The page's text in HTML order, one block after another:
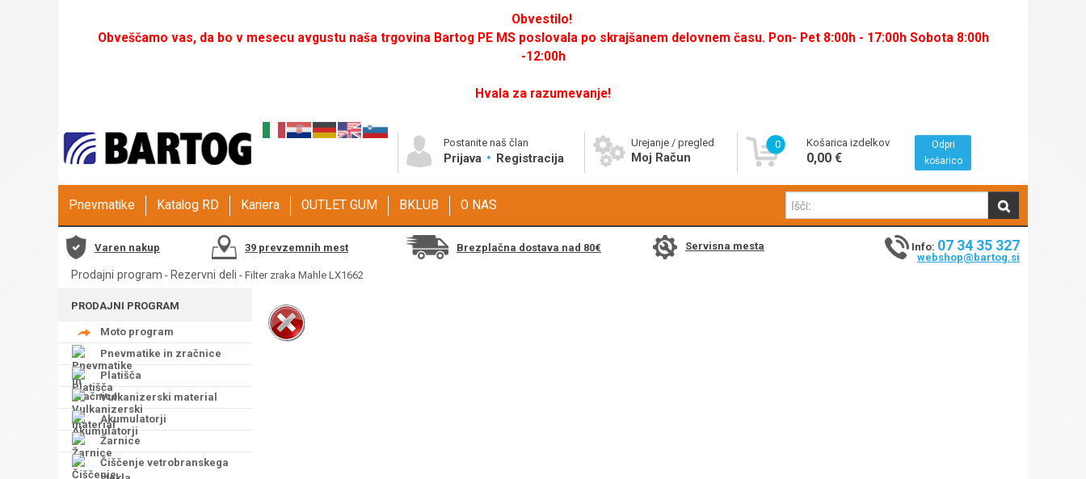
Obvestilo!
Obveščamo vas, da bo v mesecu avgustu naša trgovina Bartog PE MS poslovala po skrajšanem delovnem času. Pon- Pet 8:00h - 17:00h Sobota 8:00h
-12:00h
Hvala za razumevanje!
Postanite naš član
Prijava Registracija
Urejanje / pregled
Moj Račun
0 Košarica izdelkov
0,00 €
Odpri
košarico
Pnevmatike Katalog RD Kariera OUTLET GUM BKLUB O NAS
Varen nakup 39 prevzemnih mest Brezplačna dostava nad 80€ Servisna mesta Info: 07 34 35 327
webshop@bartog.si
Prodajni program - Rezervni deli - Filter zraka Mahle LX1662
PRODAJNI PROGRAM
Moto program
Pnevmatike in zračnice
Platišča
Vulkanizerski material
Akumulatorji
Žarnice
Čiščenje vetrobranskega